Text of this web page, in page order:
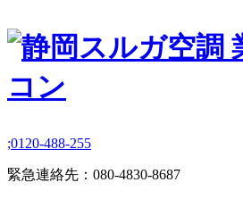
;0120-488-255
緊急連絡先： 080-4830-8687